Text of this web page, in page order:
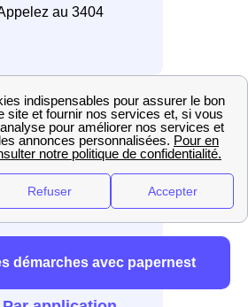
au 3404
💻 En ligne
vous au site
internet EDF.
démarches avec papernest